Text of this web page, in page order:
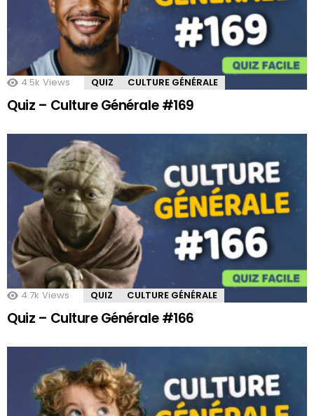
4.5k Views QUIZ CULTURE GÉNÉRALE
Quiz – Culture Générale #169
4.7k Views QUIZ CULTURE GÉNÉRALE
Quiz – Culture Générale #166